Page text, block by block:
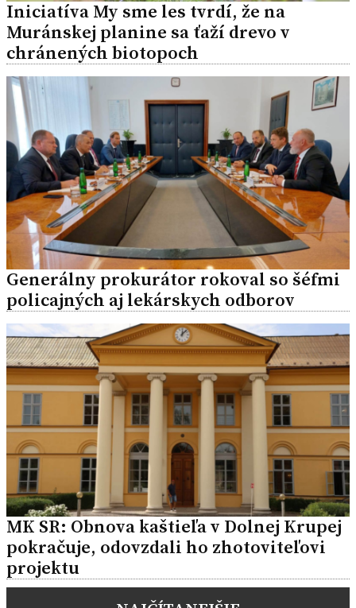
Iniciatíva My sme les tvrdí, že na
Muránskej planine sa ťaží drevo v
chránených biotopoch
Generálny prokurátor rokoval so šéfmi
policajných aj lekárskych odborov
MK SR: Obnova kaštieľa v Dolnej Krupej
pokračuje, odovzdali ho zhotoviteľovi
projektu